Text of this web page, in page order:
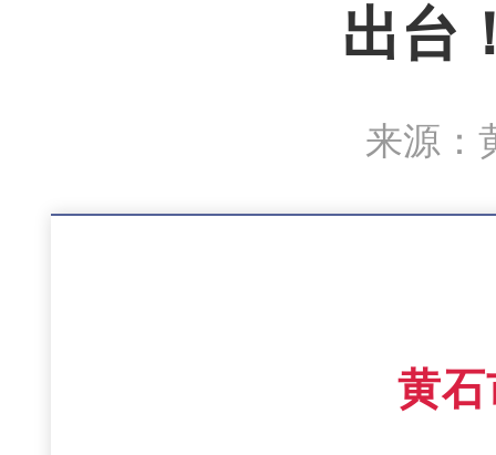
出台
来源：
黄